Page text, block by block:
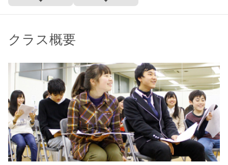
クラス概要